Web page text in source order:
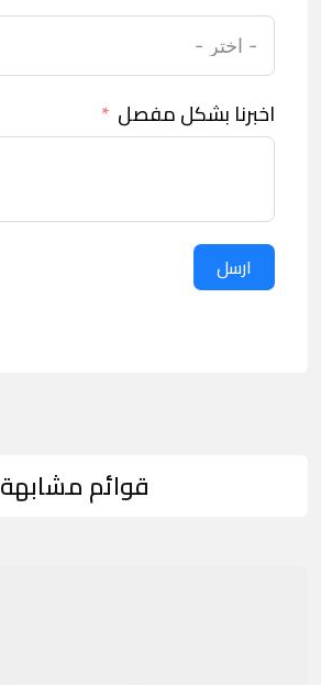
اخبرنا بشكل مفصل
ارسل
قوائم مشابهة